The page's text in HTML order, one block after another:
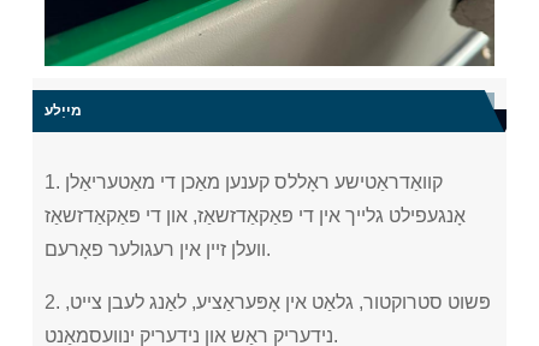
מייַלע
1. קוואַדראַטישע ראָללס קענען מאַכן די מאַטעריאַלן
אָנגעפילט גלייך אין די פּאַקאַדזשאַז, און די פּאַקאַדזשאַז
וועלן זיין אין רעגולער פאָרעם.
2. פּשוט סטרוקטור, גלאַט אין אָפּעראַציע, לאַנג לעבן צייט,
נידעריק ראַש און נידעריק ינוועסמאַנט.